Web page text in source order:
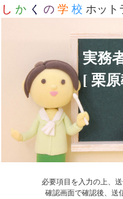
し か く の 学 校 ホット
実務
[ 栗
必要項目を入力の上、
確認画面で確認後、送